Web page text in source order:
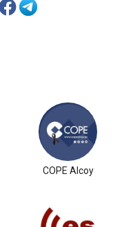
COPE Alcoy